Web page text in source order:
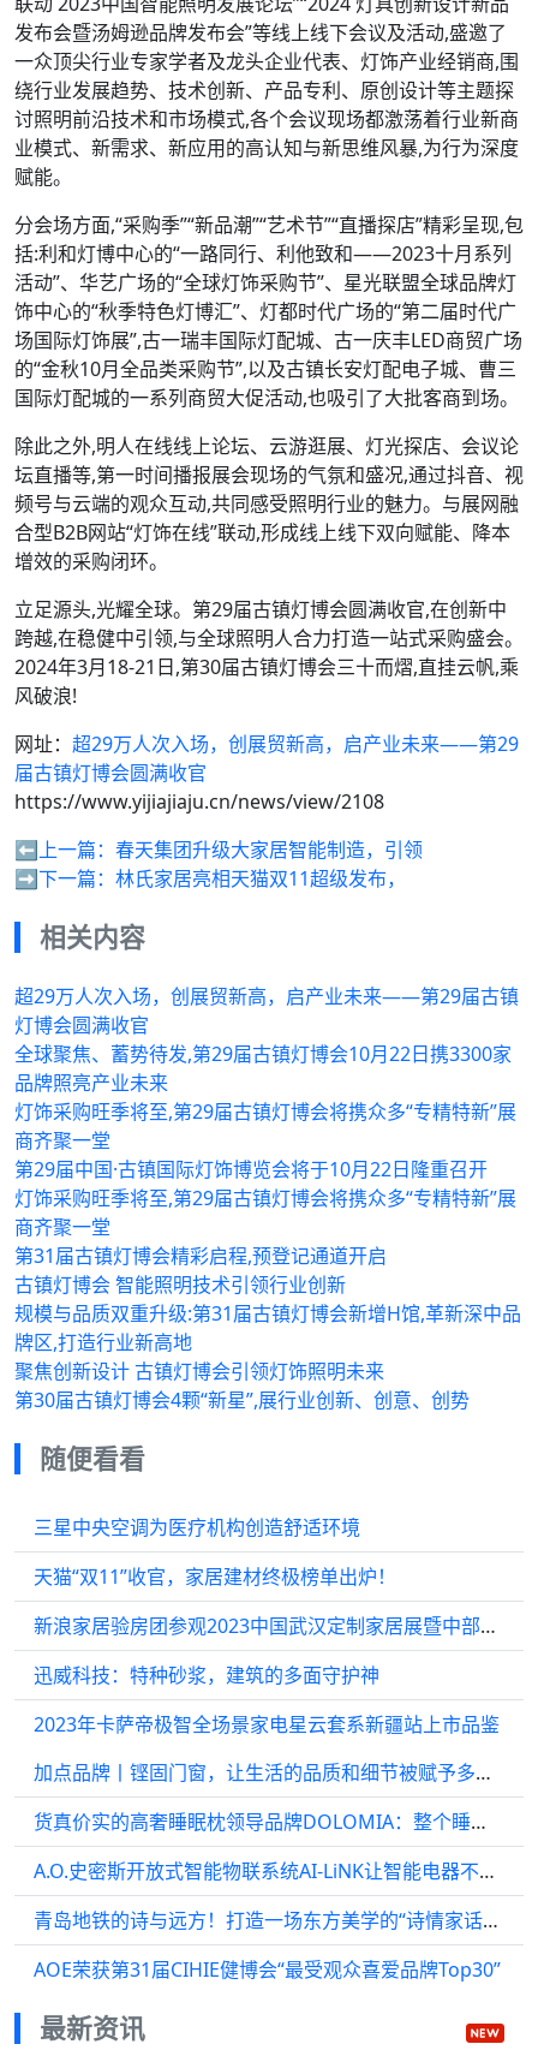
发布会暨汤姆逊品牌发布会”等线上线下会议及活动,盛邀了
一众顶尖行业专家学者及龙头企业代表、灯饰产业经销商,围
绕行业发展趋势、技术创新、产品专利、原创设计等主题探
讨照明前沿技术和市场模式,各个会议现场都激荡着行业新商
业模式、新需求、新应用的高认知与新思维风暴,为行为深度
赋能。
分会场方面,“采购季”“新品潮”“艺术节”“直播探店”精彩呈现,包
括:利和灯博中心的“一路同行、利他致和——2023十月系列
活动”、华艺广场的“全球灯饰采购节”、星光联盟全球品牌灯
饰中心的“秋季特色灯博汇”、灯都时代广场的“第二届时代广
场国际灯饰展”,古一瑞丰国际灯配城、古一庆丰LED商贸广场
的“金秋10月全品类采购节”,以及古镇长安灯配电子城、曹三
国际灯配城的一系列商贸大促活动,也吸引了大批客商到场。
除此之外,明人在线线上论坛、云游逛展、灯光探店、会议论
坛直播等,第一时间播报展会现场的气氛和盛况,通过抖音、视
频号与云端的观众互动,共同感受照明行业的魅力。与展网融
合型B2B网站“灯饰在线”联动,形成线上线下双向赋能、降本
增效的采购闭环。
立足源头,光耀全球。第29届古镇灯博会圆满收官,在创新中
跨越,在稳健中引领,与全球照明人合力打造一站式采购盛会。
2024年3月18-21日,第30届古镇灯博会三十而熠,直挂云帆,乘
风破浪!
网址： 超29万人次入场，创展贸新高，启产业未来——第29
届古镇灯博会圆满收官
https://www.yijiajiaju.cn/news/view/2108
⬅️上一篇： 春天集团升级大家居智能制造，引领
➡️下一篇： 林氏家居亮相天猫双11超级发布，
相关内容
超29万人次入场，创展贸新高，启产业未来——第29届古镇
灯博会圆满收官
全球聚焦、蓄势待发,第29届古镇灯博会10月22日携3300家
品牌照亮产业未来
灯饰采购旺季将至,第29届古镇灯博会将携众多“专精特新”展
商齐聚一堂
第29届中国·古镇国际灯饰博览会将于10月22日隆重召开
灯饰采购旺季将至,第29届古镇灯博会将携众多“专精特新”展
商齐聚一堂
第31届古镇灯博会精彩启程,预登记通道开启
古镇灯博会 智能照明技术引领行业创新
规模与品质双重升级:第31届古镇灯博会新增H馆,革新深中品
牌区,打造行业新高地
聚焦创新设计 古镇灯博会引领灯饰照明未来
第30届古镇灯博会4颗“新星”,展行业创新、创意、创势
随便看看
三星中央空调为医疗机构创造舒适环境
天猫“双11”收官，家居建材终极榜单出炉！
新浪家居验房团参观2023中国武汉定制家居展暨中部大家居产业链博览会
迅威科技：特种砂浆，建筑的多面守护神
2023年卡萨帝极智全场景家电星云套系新疆站上市品鉴
加点品牌丨铿固门窗，让生活的品质和细节被赋予多维价值
货真价实的高奢睡眠枕领导品牌DOLOMIA：整个睡眠界以它为荣
A.O.史密斯开放式智能物联系统AI-LiNK让智能电器不再“孤军奋战”
青岛地铁的诗与远方！打造一场东方美学的“诗情家话”！
AOE荣获第31届CIHIE健博会“最受观众喜爱品牌Top30”
最新资讯